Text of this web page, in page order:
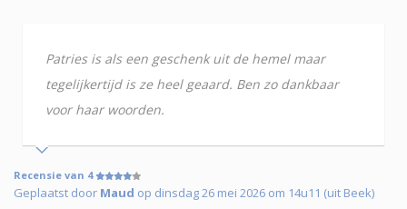
Patries is als een geschenk uit de hemel maar
tegelijkertijd is ze heel geaard. Ben zo dankbaar
voor haar woorden.
Recensie van 4
Geplaatst door Maud op dinsdag 26 mei 2026 om 14u11 (uit Beek)